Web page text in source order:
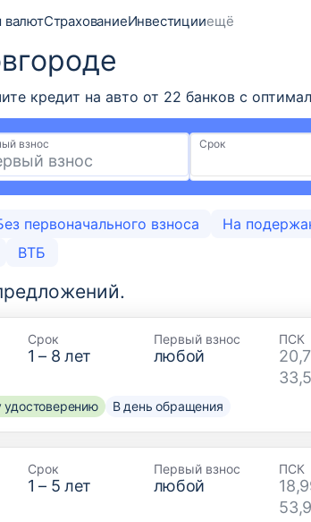
валютСтрахованиеИнвестицииещё
кредит на авто от 22 банков с
взнос Срок
первоначального взноса На
ВТБ
Срок
1 – 8 лет
Первый взнос
любой
ПСК
удостоверению В день обращения
Срок
1 – 5 лет
Первый взнос
любой
ПСК